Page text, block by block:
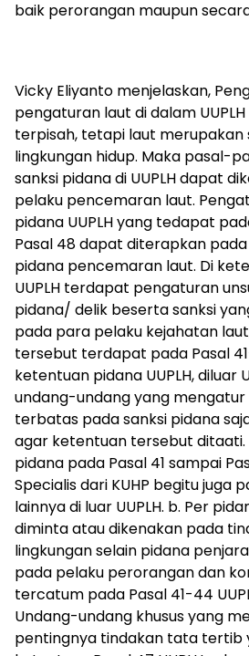
baik perorangan maupun
Vicky Eliyanto menjelaskan,
pengaturan laut di dalam
terpisah, tetapi laut merupakan
lingkungan hidup. Maka pasal-
sanksi pidana di UUPLH dapat
pelaku pencemaran laut.
pidana UUPLH yang tedapat
Pasal 48 dapat diterapkan
pidana pencemaran laut. Di
UUPLH terdapat pengaturan
pidana/ delik beserta sanksi
pada para pelaku kejahatan
tersebut terdapat pada Pasal
ketentuan pidana UUPLH, diluar
undang-undang yang
terbatas pada sanksi pidana
agar ketentuan tersebut
pidana pada Pasal 41 sampai
Specialis dari KUHP begitu juga
lainnya di luar UUPLH. b. Per
diminta atau dikenakan pada
lingkungan selain pidana
pada pelaku perorangan dan
tercatum pada Pasal 41-44
Undang-undang khusus yang
pentingnya tindakan tata tertib